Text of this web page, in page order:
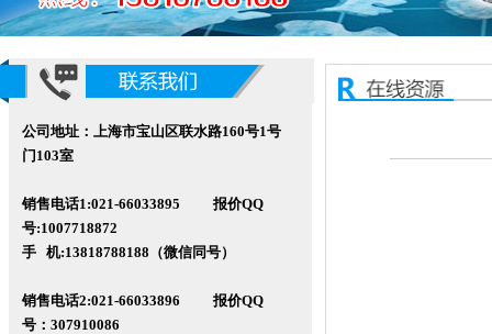
公司地址：上海市宝山区联水路160号1号
门103室
销售电话1:021-66033895 报价QQ
号:1007718872
手 机:13818788188（微信同号）
销售电话2:021-66033896 报价QQ
号 ：307910086